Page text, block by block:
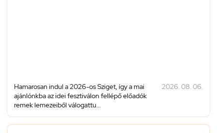
Hamarosan indul a 2026-os Sziget, így a mai
ajánlónkba az idei fesztiválon fellépő előadók
remek lemezeiből válogattu...
2026. 08. 06.